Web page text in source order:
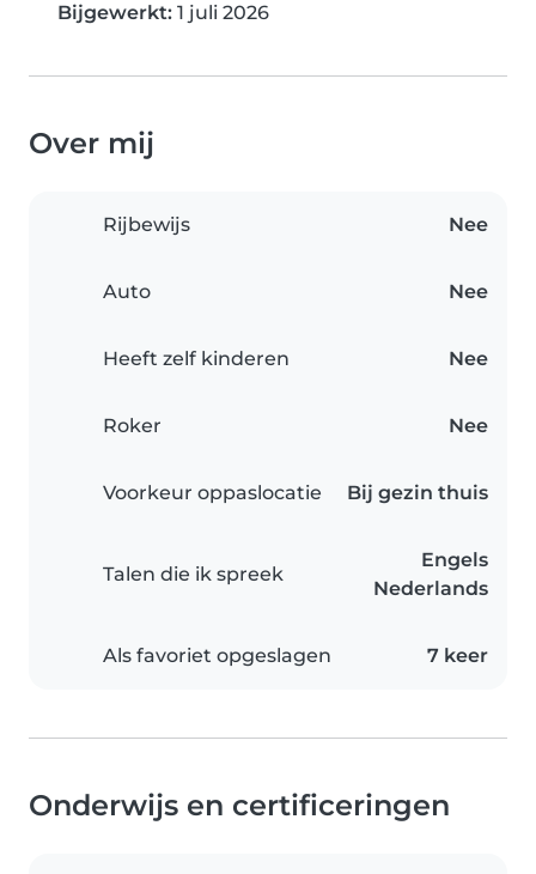
Bijgewerkt: 1 juli 2026
Over mij
Rijbewijs Nee
Auto Nee
Heeft zelf kinderen Nee
Roker Nee
Voorkeur oppaslocatie Bij gezin thuis
Talen die ik spreek
Engels
Nederlands
Als favoriet opgeslagen 7 keer
Onderwijs en certificeringen